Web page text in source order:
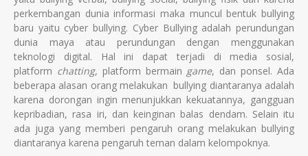
perkembangan dunia informasi maka muncul bentuk bullying
baru yaitu cyber bullying. Cyber Bullying adalah perundungan
dunia maya atau perundungan dengan menggunakan
teknologi digital. Hal ini dapat terjadi di media sosial,
platform chatting, platform bermain game, dan ponsel. Ada
beberapa alasan orang melakukan bullying diantaranya adalah
karena dorongan ingin menunjukkan kekuatannya, gangguan
kepribadian, rasa iri, dan keinginan balas dendam. Selain itu
ada juga yang memberi pengaruh orang melakukan bullying
diantaranya karena pengaruh teman dalam kelompoknya.